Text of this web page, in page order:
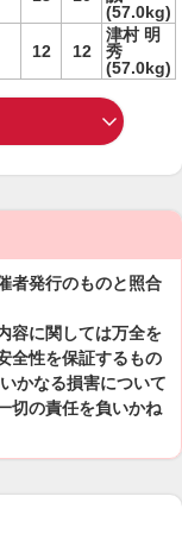
(57.0kg)
12 12
津村 明
秀
(57.0kg)
者発行のものと照合
容に関しては万全を
全性を保証するもの
かなる損害について
切の責任を負いかね